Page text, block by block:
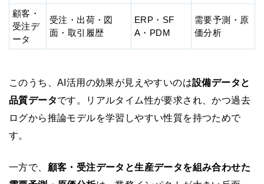
顧客・
受注デ
ータ
受注・出荷・図
面・取引履歴
ERP・SF
A・PDM
需要予測・原
価分析
このうち、AI活用の効果が見えやすいのは設備データと
品質データです。リアルタイム性が要求され、かつ過去
ログから推論モデルを学習しやすい性質を持つためで
す。
一方で、 顧客・受注データと生産データを組み合わせた